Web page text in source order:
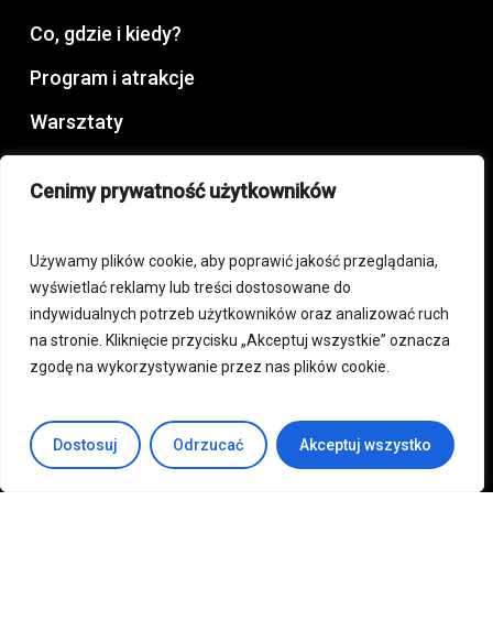
Cenimy prywatność użytkowników
Używamy plików cookie, aby poprawić jakość przeglądania,
wyświetlać reklamy lub treści dostosowane do
indywidualnych potrzeb użytkowników oraz analizować ruch
na stronie. Kliknięcie przycisku „Akceptuj wszystkie” oznacza
zgodę na wykorzystywanie przez nas plików cookie.
Dostosuj Odrzucać Akceptuj wszystko
Co, gdzie i kiedy?
Program i atrakcje
Warsztaty
Kup online
Polityka prywatności i cookies
Regulamin sklepu internetowego oraz
świadczenia usług drogą elektroniczną
Regulamin najmu powierzchni wystawienniczej
oraz usług dodatkowych